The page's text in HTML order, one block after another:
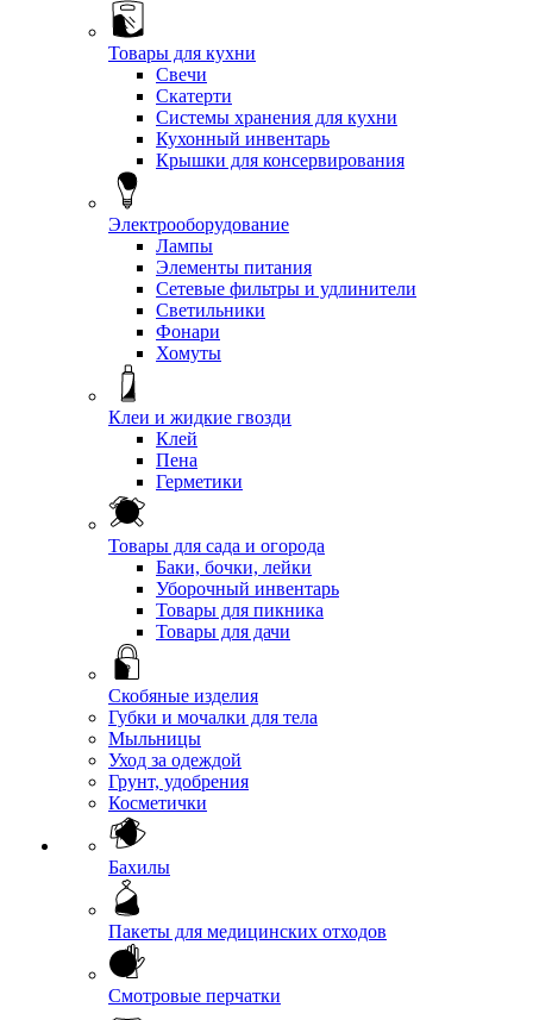
Товары для кухни
Свечи
Скатерти
Системы хранения для кухни
Кухонный инвентарь
Крышки для консервирования
Электрооборудование
Лампы
Элементы питания
Сетевые фильтры и удлинители
Светильники
Фонари
Хомуты
Клеи и жидкие гвозди
Клей
Пена
Герметики
Товары для сада и огорода
Баки, бочки, лейки
Уборочный инвентарь
Товары для пикника
Товары для дачи
Скобяные изделия
Губки и мочалки для тела
Мыльницы
Уход за одеждой
Грунт, удобрения
Косметички
Бахилы
Пакеты для медицинских отходов
Смотровые перчатки